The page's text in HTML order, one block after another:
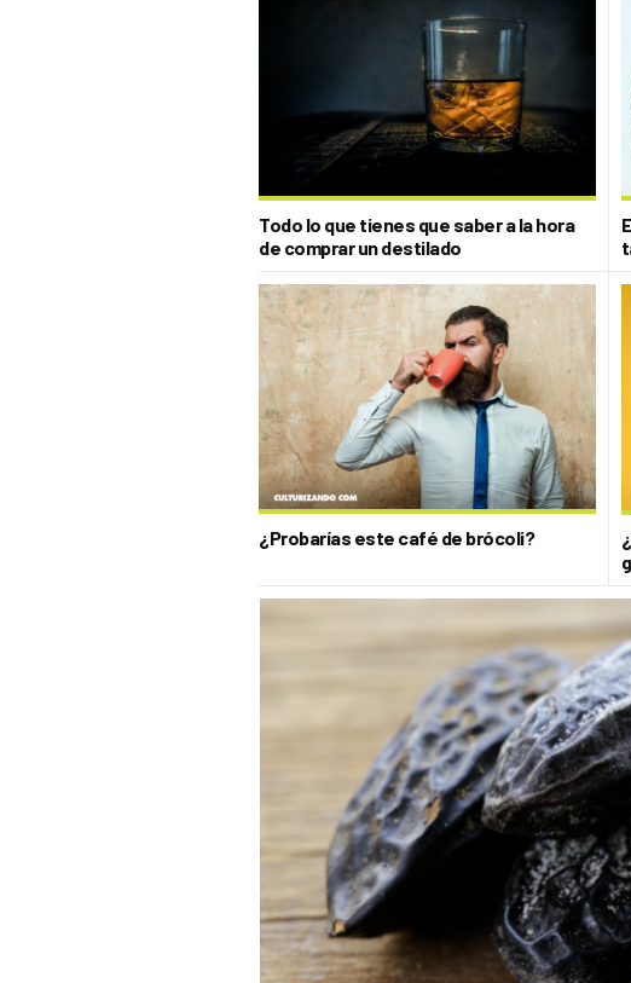
Todo lo que tienes que saber a la hora
de comprar un destilado
¿Probarías este café de brócoli?